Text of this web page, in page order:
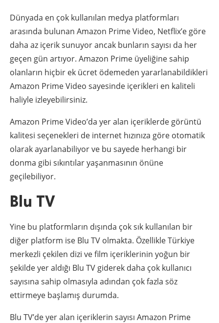
Dünyada en çok kullanılan medya platformları
arasında bulunan Amazon Prime Video, Netflix’e göre
daha az içerik sunuyor ancak bunların sayısı da her
geçen gün artıyor. Amazon Prime üyeliğine sahip
olanların hiçbir ek ücret ödemeden yararlanabildikleri
Amazon Prime Video sayesinde içerikleri en kaliteli
haliyle izleyebilirsiniz.
Amazon Prime Video’da yer alan içeriklerde görüntü
kalitesi seçenekleri de internet hızınıza göre otomatik
olarak ayarlanabiliyor ve bu sayede herhangi bir
donma gibi sıkıntılar yaşanmasının önüne
geçilebiliyor.
Blu TV
Yine bu platformların dışında çok sık kullanılan bir
diğer platform ise Blu TV olmakta. Özellikle Türkiye
merkezli çekilen dizi ve film içeriklerinin yoğun bir
şekilde yer aldığı Blu TV giderek daha çok kullanıcı
sayısına sahip olmasıyla adından çok fazla söz
ettirmeye başlamış durumda.
Blu TV’de yer alan içeriklerin sayısı Amazon Prime